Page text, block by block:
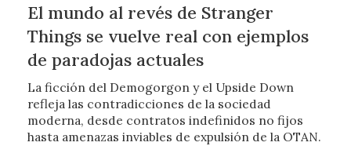
El mundo al revés de Stranger
Things se vuelve real con ejemplos
de paradojas actuales
La ficción del Demogorgon y el Upside Down
refleja las contradicciones de la sociedad
moderna, desde contratos indefinidos no fijos
hasta amenazas inviables de expulsión de la OTAN.